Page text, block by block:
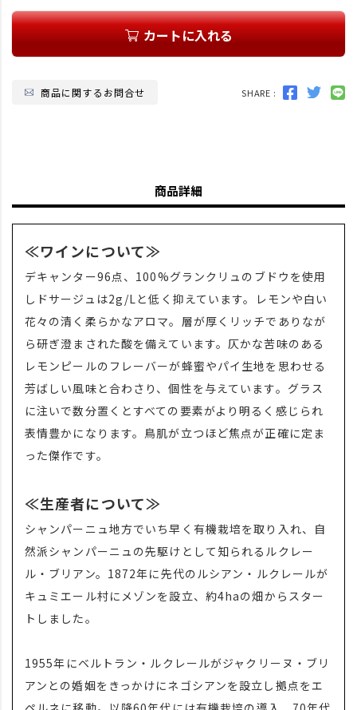
カートに入れる
商品に関するお問合せ SHARE :
商品詳細
≪ワインについて≫
デキャンター96点、100%グランクリュのブドウを使用
しドサージュは2g/Lと低く抑えています。レモンや白い
花々の清く柔らかなアロマ。層が厚くリッチでありなが
ら研ぎ澄まされた酸を備えています。仄かな苦味のある
レモンピールのフレーバーが蜂蜜やパイ生地を思わせる
芳ばしい風味と合わさり、個性を与えています。グラス
に注いで数分置くとすべての要素がより明るく感じられ
表情豊かになります。鳥肌が立つほど焦点が正確に定ま
った傑作です。
≪生産者について≫
シャンパーニュ地方でいち早く有機栽培を取り入れ、自
然派シャンパーニュの先駆けとして知られるルクレー
ル・ブリアン。1872年に先代のルシアン・ルクレールが
キュミエール村にメゾンを設立、約4haの畑からスター
トしました。
1955年にベルトラン・ルクレールがジャクリーヌ・ブリ
アンとの婚姻をきっかけにネゴシアンを設立し拠点をエ